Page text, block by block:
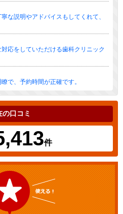
な説明やアドバイスもしてくれて、
応をしていただける歯科クリニック
で、予約時間が正確です。
の口コミ
件